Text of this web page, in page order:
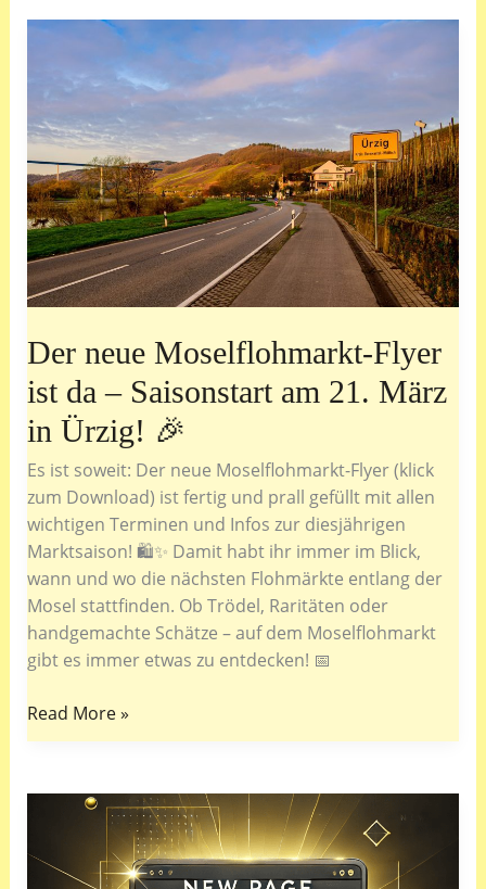
Kues:
Moselflohmarkt
kommt
ans
Nikolausufer!
Der neue Moselflohmarkt-Flyer
ist da – Saisonstart am 21. März
in Ürzig! 🎉
Es ist soweit: Der neue Moselflohmarkt-Flyer (klick
zum Download) ist fertig und prall gefüllt mit allen
wichtigen Terminen und Infos zur diesjährigen
Marktsaison! 🛍️✨ Damit habt ihr immer im Blick,
wann und wo die nächsten Flohmärkte entlang der
Mosel stattfinden. Ob Trödel, Raritäten oder
handgemachte Schätze – auf dem Moselflohmarkt
gibt es immer etwas zu entdecken! 📅
Der
neue
Flyer
da
Read More »